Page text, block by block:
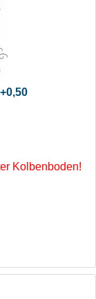
Kolbenboden!